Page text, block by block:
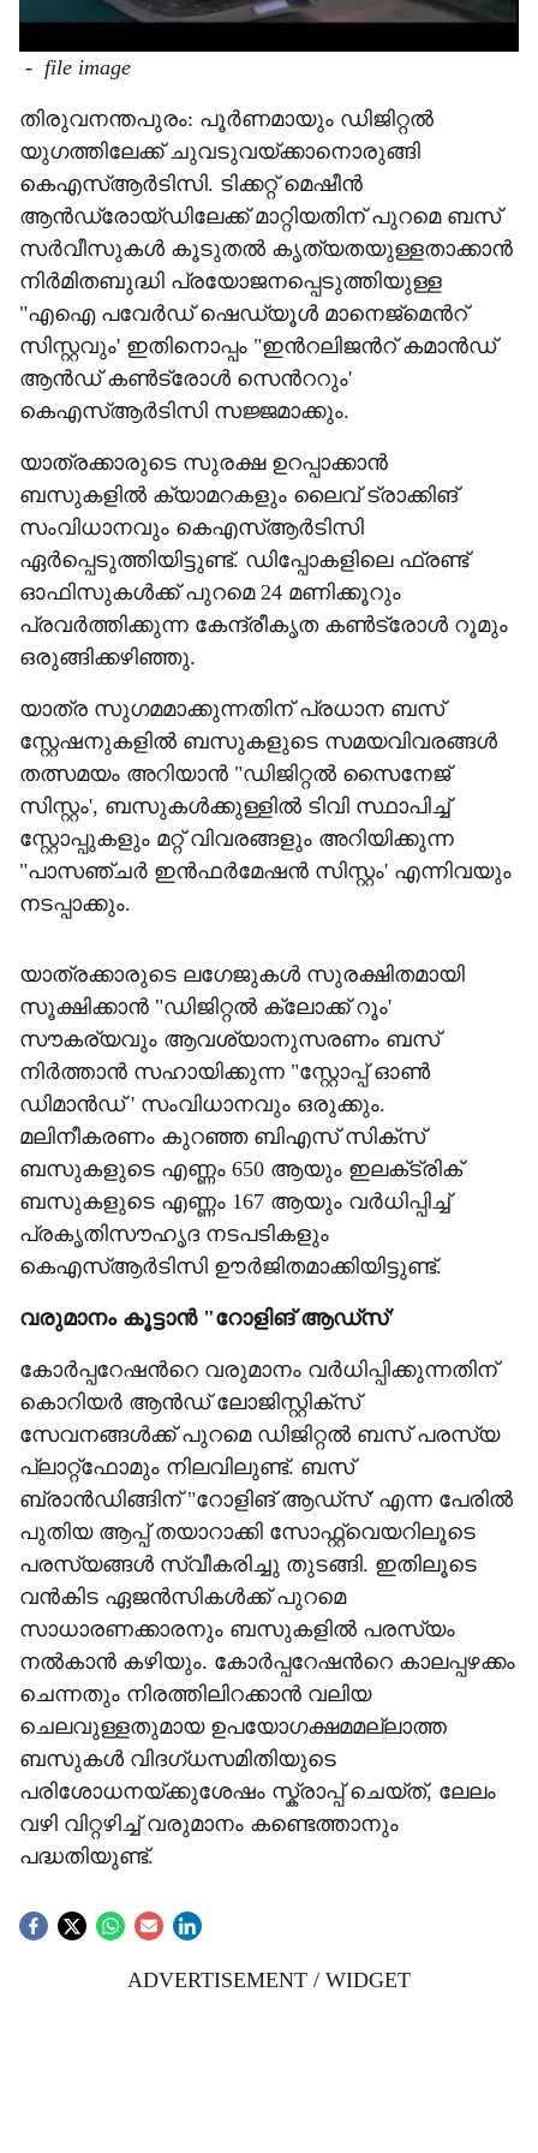
- file image
തിരുവനന്തപുരം: പൂർണമായും ഡിജിറ്റൽ
യുഗത്തിലേക്ക് ചുവടുവയ്ക്കാനൊരുങ്ങി
കെഎസ്ആർടിസി. ടിക്കറ്റ് മെഷീൻ
ആൻഡ്രോയ്ഡിലേക്ക് മാറ്റിയതിന് പുറമെ ബസ്
സർവീസുകൾ കൂടുതൽ കൃത്യതയുള്ളതാക്കാൻ
നിർമിതബുദ്ധി പ്രയോജനപ്പെടുത്തിയുള്ള
"എഐ പവേർഡ് ഷെഡ്യൂൾ മാനെജ്മെന്‍റ്
സിസ്റ്റവും' ഇതിനൊപ്പം "ഇന്‍റലിജന്‍റ് കമാൻഡ്
ആൻഡ് കൺട്രോൾ സെന്‍ററും'
കെഎസ്ആർടിസി സജ്ജമാക്കും.
യാത്രക്കാരുടെ സുരക്ഷ ഉറപ്പാക്കാൻ
ബസുകളിൽ ക്യാമറകളും ലൈവ് ട്രാക്കിങ്
സംവിധാനവും കെഎസ്ആർടിസി
ഏർപ്പെടുത്തിയിട്ടുണ്ട്. ഡിപ്പോകളിലെ ഫ്രണ്ട്
ഓഫിസുകൾക്ക് പുറമെ 24 മണിക്കൂറും
പ്രവർത്തിക്കുന്ന കേന്ദ്രീകൃത കൺട്രോൾ റൂമും
ഒരുങ്ങിക്കഴിഞ്ഞു.
യാത്ര സുഗമമാക്കുന്നതിന് പ്രധാന ബസ്
സ്റ്റേഷനുകളിൽ ബസുകളുടെ സമയവിവരങ്ങൾ
തത്സമയം അറിയാൻ "ഡിജിറ്റൽ സൈനേജ്
സിസ്റ്റം', ബസുകൾക്കുള്ളിൽ ടിവി സ്ഥാപിച്ച്
സ്റ്റോപ്പുകളും മറ്റ് വിവരങ്ങളും അറിയിക്കുന്ന
"പാസഞ്ചർ ഇൻഫർമേഷൻ സിസ്റ്റം' എന്നിവയും
നടപ്പാക്കും.
യാത്രക്കാരുടെ ലഗേജുകൾ സുരക്ഷിതമായി
സൂക്ഷിക്കാൻ "ഡിജിറ്റൽ ക്ലോക്ക് റൂം'
സൗകര്യവും ആവശ്യാനുസരണം ബസ്
നിർത്താൻ സഹായിക്കുന്ന "സ്റ്റോപ്പ് ഓൺ
ഡിമാൻഡ് ' സംവിധാനവും ഒരുക്കും.
മലിനീകരണം കുറഞ്ഞ ബിഎസ് സിക്സ്
ബസുകളുടെ എണ്ണം 650 ആയും ഇലക്‌ട്രിക്
ബസുകളുടെ എണ്ണം 167 ആയും വർധിപ്പിച്ച്
പ്രകൃതിസൗഹൃദ നടപടികളും
കെഎസ്ആർടിസി ഊർജിതമാക്കിയിട്ടുണ്ട്.
വരുമാനം കൂട്ടാൻ "റോളിങ് ആഡ്സ്'
കോർപ്പറേഷന്‍റെ വരുമാനം വർധിപ്പിക്കുന്നതിന്
കൊറിയർ ആൻഡ് ലോജിസ്റ്റിക്സ്
സേവനങ്ങൾക്ക് പുറമെ ഡിജിറ്റൽ ബസ് പരസ്യ
പ്ലാറ്റ്‌ഫോമും നിലവിലുണ്ട്. ബസ്
ബ്രാൻഡിങ്ങിന് "റോളിങ് ആഡ്സ്' എന്ന പേരിൽ
പുതിയ ആപ്പ് തയാറാക്കി സോഫ്റ്റ്‌വെയറിലൂടെ
പരസ്യങ്ങൾ സ്വീകരിച്ചു തുടങ്ങി. ഇതിലൂടെ
വൻകിട ഏജൻസികൾക്ക് പുറമെ
സാധാരണക്കാരനും ബസുകളിൽ പരസ്യം
നൽകാൻ കഴിയും. കോർപ്പറേഷന്‍റെ കാലപ്പഴക്കം
ചെന്നതും നിരത്തിലിറക്കാൻ വലിയ
ചെലവുള്ളതുമായ ഉപയോഗക്ഷമമല്ലാത്ത
ബസുകൾ വിദഗ്ധസമിതിയുടെ
പരിശോധനയ്ക്കുശേഷം സ്ക്രാപ്പ് ചെയ്ത്, ലേലം
വഴി വിറ്റഴിച്ച് വരുമാനം കണ്ടെത്താനും
പദ്ധതിയുണ്ട്.
ADVERTISEMENT / WIDGET